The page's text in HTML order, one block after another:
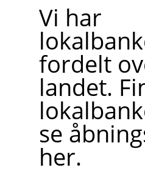
Vi har
fordelt
landet.
se
her.